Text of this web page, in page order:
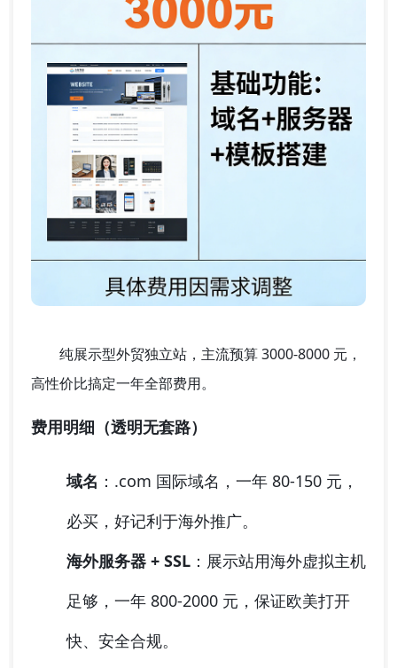
纯展示型外贸独立站，主流预算 3000-8000 元 ，
高性价比搞定一年全部费用。
费用明细（透明无套路）
域名 ：.com 国际域名，一年 80-150 元，
必买，好记利于海外推广。
海外服务器 + SSL ：展示站用海外虚拟主机
足够，一年 800-2000 元，保证欧美打开
快、安全合规。